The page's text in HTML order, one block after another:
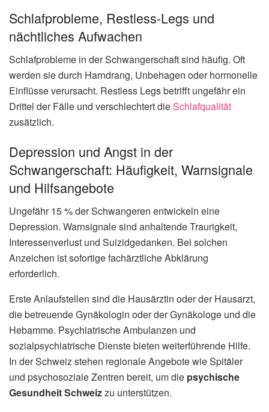
Schlafprobleme, Restless-Legs und
nächtliches Aufwachen
Schlafprobleme in der Schwangerschaft sind häufig. Oft
werden sie durch Harndrang, Unbehagen oder hormonelle
Einflüsse verursacht. Restless Legs betrifft ungefähr ein
Drittel der Fälle und verschlechtert dieSchlafqualität
zusätzlich.
Depression und Angst in der
Schwangerschaft: Häufigkeit, Warnsignale
und Hilfsangebote
Ungefähr 15 % der Schwangeren entwickeln eine
Depression. Warnsignale sind anhaltende Traurigkeit,
Interessenverlust und Suizidgedanken. Bei solchen
Anzeichen ist sofortige fachärztliche Abklärung
erforderlich.
Erste Anlaufstellen sind die Hausärztin oder der Hausarzt,
die betreuende Gynäkologin oder der Gynäkologe und die
Hebamme. Psychiatrische Ambulanzen und
sozialpsychiatrische Dienste bieten weiterführende Hilfe.
In der Schweiz stehen regionale Angebote wie Spitäler
und psychosoziale Zentren bereit, um die psychische
Gesundheit Schweizzu unterstützen.